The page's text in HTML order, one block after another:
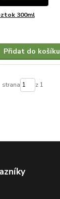
300ml
Přidat do košíku
strana z 1